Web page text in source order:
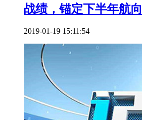
战绩，锚定下半年航向
2019-01-19 15:11:54